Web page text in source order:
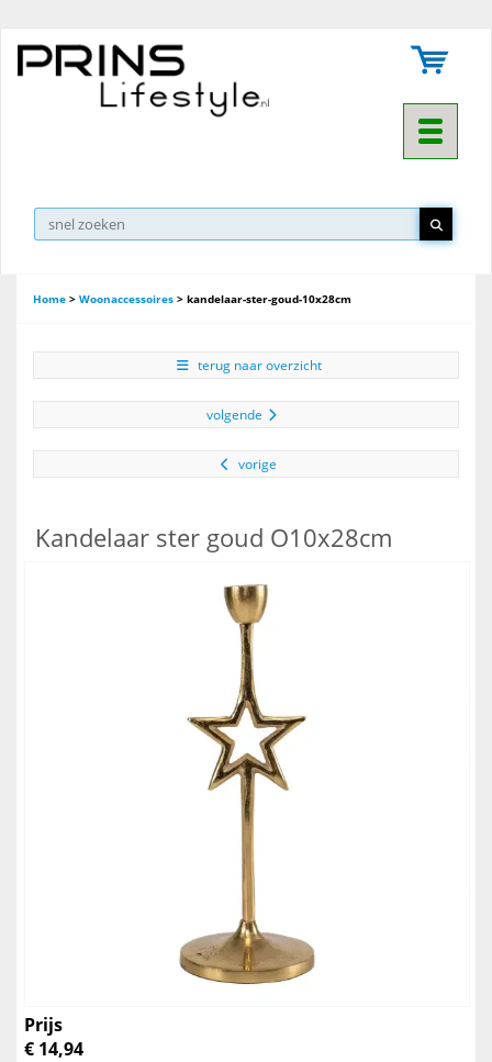
Toggle
▼
Home > Woonaccessoires > kandelaar-ster-goud-10x28cm
terug naar overzicht
volgende
vorige
Kandelaar ster goud O10x28cm
Prijs
€ 14,94